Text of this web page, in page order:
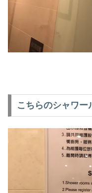
こちらのシャワー